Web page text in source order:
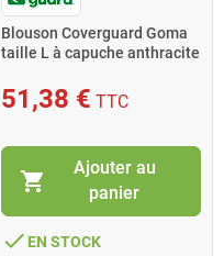
Blouson Coverguard Goma
taille L à capuche anthracite
51,38 € TTC
shopping_cart
Ajouter au
panier
done EN STOCK